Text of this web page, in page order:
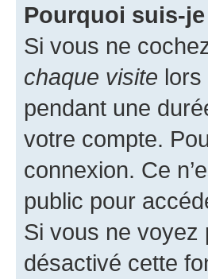
Pourquoi suis-
Si vous ne
chaque visite
pendant une
votre compte.
connexion. Ce
public pour
Si vous ne voyez
désactivé cette